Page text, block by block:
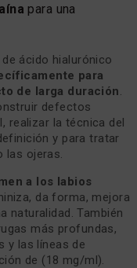
para una
ácido hialurónico
para
de larga duración
defectos
realizar la técnica del
y para tratar
las ojeras.
a los labios
da forma, mejora
naturalidad. También
más profundas,
y las líneas de
de (18 mg/ml).